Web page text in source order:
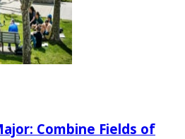
Combine Fields of